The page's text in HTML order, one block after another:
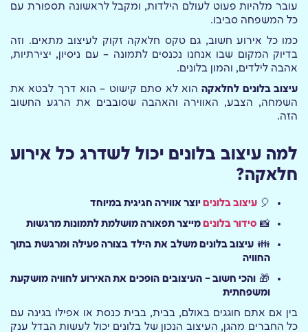
עובר מלהיות פעוט לעולם הילדות, ומקבל לראשונה תספורת עם
כל המשפחה סביבו.
כמו כל אירוע חשוב, גם טקס חלאקה זקוק לעיצוב מתאים. וזה
בדיוק המקום שבו אנחנו נכנסים לתמונה – עם ניסיון, יצירתיות,
אהבה לילדים, והמון בלונים.
עיצוב בלונים לחלאקההוא לא סתם קישוט – הוא דרך לבטא את
השמחה, הצבע, האווירה והאהבה שסובבים את הרגע החשוב
הזה.
למה עיצוב בלונים יכול לשדרג כל אירוע
חלאקה?
🎈 עיצוב בלונים יוצר אווירה חגיגית במיוחד
📸 סידור בלוניםמייצר תפאורה מושלמת לתמונות מרגשות
👪 עיצוב בלונים משלב את הילד בצורה פעילה ומרגשת בתוך
החוויה
🎁 והכי חשוב – העיצובים הופכים את האירוע לחוויה מושקעת
ומשפחתית
בין אם אתם חוגגים באולם, בבית, בבית כנסת או אפילו בגינה עם
כל החברים מהגן, העיצוב הנכון של בלונים יכול לעשות הבדל ענק